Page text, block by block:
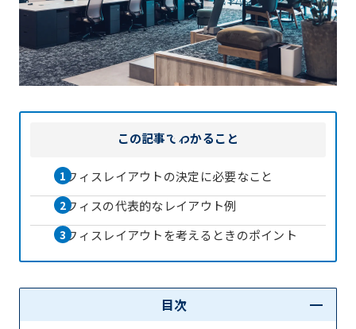
この記事で わかること
オフィスレイアウトの決定に必要なこと
オフィスの代表的なレイアウト例
オフィスレイアウトを考えるときのポイント
目次